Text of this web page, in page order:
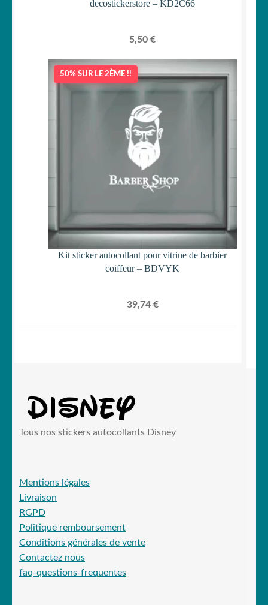
decostickerstore – KD2C66
5,50 €
50% SUR LE 2ÈME !!
Kit sticker autocollant pour vitrine de barbier
coiffeur – BDVYK
39,74 €
Tous nos stickers autocollants Disney
Mentions légales
Livraison
RGPD
Politique remboursement
Conditions générales de vente
Contactez nous
faq-questions-frequentes